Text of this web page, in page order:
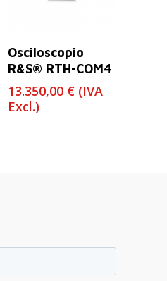
Osciloscopio
R&S® RTH-COM4
13.350,00 € (IVA
Excl.)